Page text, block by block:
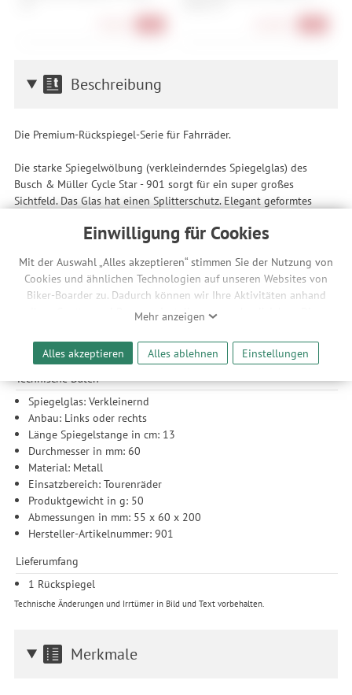
Einwilligung für Cookies
Mit der Auswahl „Alles akzeptieren“ stimmen Sie der Nutzung von
Cookies und ähnlichen Technologien auf unseren Websites von
Biker-Boarder zu. Dadurch können wir Ihre Aktivitäten anhand
Ihrer Geräte- und Browsereinstellungen nachvollziehen. Dies
Werbeanzeigen für Sie bereitzustellen sowie Funktionalitäten
unserer Website sicherzustellen und stetig zu verbessern. Dabei
werden Ihre Daten auch an Drittanbieter und Werbepartner
weitergegeben. Die Verarbeitung erfolgt ausschließlich zum
Zwecke der Einbindung von Streaming-Inhalten und der
Durchführung von statistischer Analyse, Reichweitenmessungen,
Produktempfehlungen und nutzungsbasierter Werbung.
Informationen zu den einzelnen Funktionen, den Drittanbietern
und der Speicherdauer finden Sie unter Einstellungen. Diese
Einwilligung ist freiwillig, für die Nutzung unserer Website nicht
erforderlich und gilt, bis sie widerrufen wird. Sie können Ihre
Einwilligung unter Einstellungen lediglich für bestimmte
Mehr anzeigen
Alles akzeptieren Alles ablehnen Einstellungen
Beschreibung
Die Premium-Rückspiegel-Serie für Fahrräder.
Die starke Spiegelwölbung (verkleinderndes Spiegelglas) des
Busch & Müller Cycle Star - 901 sorgt für ein super großes
Sichtfeld. Das Glas hat einen Splitterschutz. Elegant geformtes
Innenlenkerbefestigung aus Aluminium. Für
Innenlenkerdurchmesser 17,2 bis 20 mm.
Stabile Montage dank Innenlenkerbefestigung
Technische Daten
Spiegelglas: Verkleinernd
Anbau: Links oder rechts
Länge Spiegelstange in cm: 13
Durchmesser in mm: 60
Material: Metall
Einsatzbereich: Tourenräder
Produktgewicht in g: 50
Abmessungen in mm: 55 x 60 x 200
Hersteller-Artikelnummer: 901
Lieferumfang
1 Rückspiegel
Technische Änderungen und Irrtümer in Bild und Text vorbehalten.
Merkmale